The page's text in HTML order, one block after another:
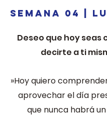
SEMANA 04 |
Deseo que hoy seas
decirte a ti
»Hoy quiero
aprovechar el día
que nunca habrá